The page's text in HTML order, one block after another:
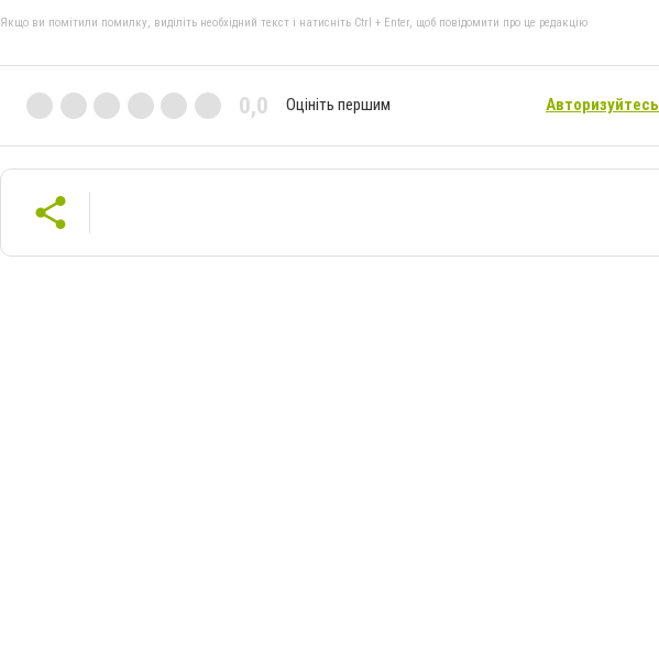
Якщо ви помітили помилку, виділіть необхідний текст і натисніть Ctrl + Enter, щоб повідомити про це редакцію
0,0 Оцініть першим Авторизуйтесь